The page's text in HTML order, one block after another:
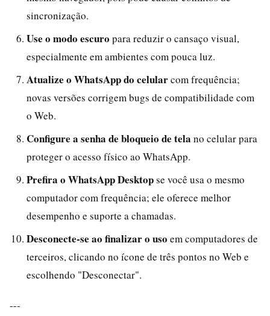
sincronização.
Use o modo escuro para reduzir o cansaço visual,
especialmente em ambientes com pouca luz.
Atualize o WhatsApp do celularcom frequência;
novas versões corrigem bugs de compatibilidade com
o Web.
Configure a senha de bloqueio de tela no celular para
proteger o acesso físico ao WhatsApp.
Prefira o WhatsApp Desktopse você usa o mesmo
computador com frequência; ele oferece melhor
desempenho e suporte a chamadas.
Desconecte-se ao finalizar o uso em computadores de
terceiros, clicando no ícone de três pontos no Web e
escolhendo "Desconectar".
---